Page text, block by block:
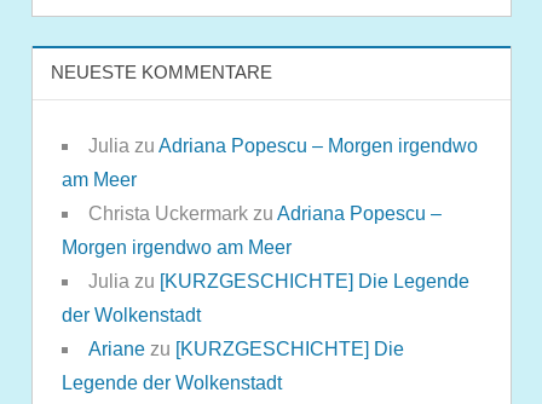
NEUESTE KOMMENTARE
Julia zu Adriana Popescu – Morgen irgendwo
am Meer
Christa Uckermarkzu Adriana Popescu –
Morgen irgendwo am Meer
Julia zu [KURZGESCHICHTE] Die Legende
der Wolkenstadt
Arianezu [KURZGESCHICHTE] Die
Legende der Wolkenstadt